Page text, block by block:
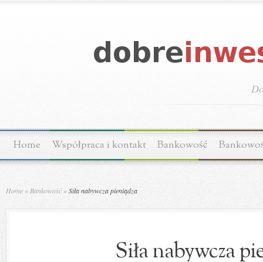
Home Współpraca i kontakt Bankowość
Home » Bankowość »Siła nabywcza pieniądza
Siła nabywcza